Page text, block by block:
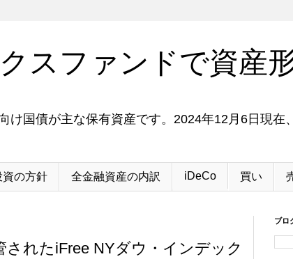
スファンドで資産
け国債が主な保有資産です。2024年12月6日現在
資の方針 全金融資産の内訳 iDeCo 買い
されたiFree NYダウ・インデック
ブロ